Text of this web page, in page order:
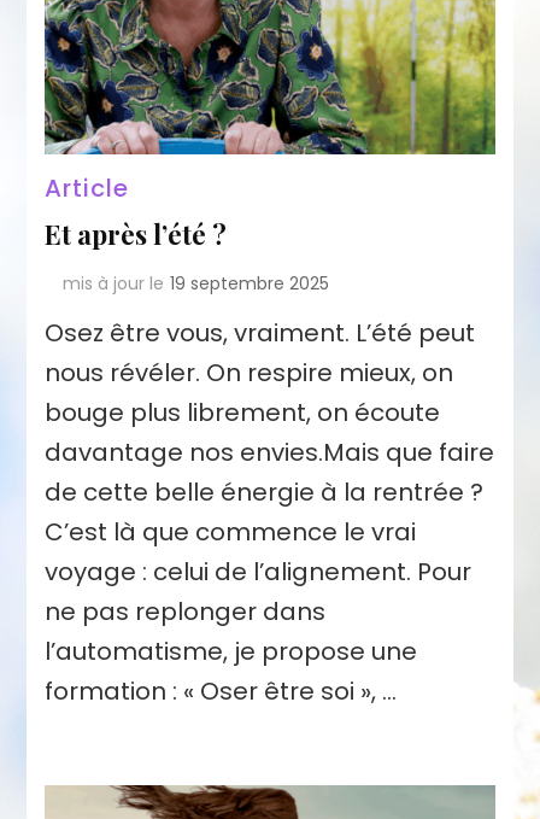
Article
Et après l’été ?
mis à jour le 19 septembre 2025
Osez être vous, vraiment. L’été peut
nous révéler. On respire mieux, on
bouge plus librement, on écoute
davantage nos envies.Mais que faire
de cette belle énergie à la rentrée ?
C’est là que commence le vrai
voyage : celui de l’alignement. Pour
ne pas replonger dans
l’automatisme, je propose une
formation : « Oser être soi », …